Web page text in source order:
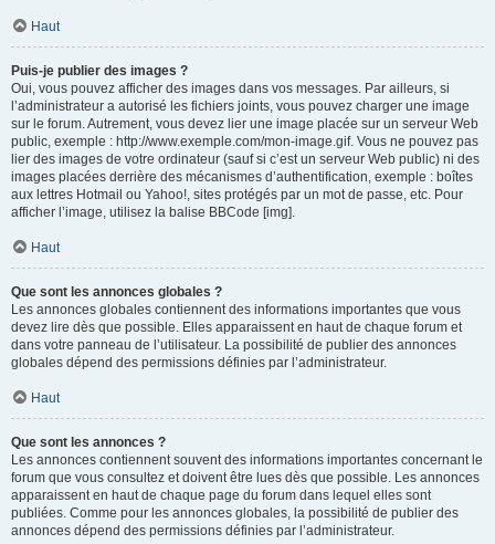
Haut
Puis-je publier des images ?
Oui, vous pouvez afficher des images dans vos messages. Par ailleurs, si
l’administrateur a autorisé les fichiers joints, vous pouvez charger une image
sur le forum. Autrement, vous devez lier une image placée sur un serveur Web
public, exemple : http://www.exemple.com/mon-image.gif. Vous ne pouvez pas
lier des images de votre ordinateur (sauf si c’est un serveur Web public) ni des
images placées derrière des mécanismes d’authentification, exemple : boîtes
aux lettres Hotmail ou Yahoo!, sites protégés par un mot de passe, etc. Pour
afficher l’image, utilisez la balise BBCode [img].
Haut
Que sont les annonces globales ?
Les annonces globales contiennent des informations importantes que vous
devez lire dès que possible. Elles apparaissent en haut de chaque forum et
dans votre panneau de l’utilisateur. La possibilité de publier des annonces
globales dépend des permissions définies par l’administrateur.
Haut
Que sont les annonces ?
Les annonces contiennent souvent des informations importantes concernant le
forum que vous consultez et doivent être lues dès que possible. Les annonces
apparaissent en haut de chaque page du forum dans lequel elles sont
publiées. Comme pour les annonces globales, la possibilité de publier des
annonces dépend des permissions définies par l’administrateur.